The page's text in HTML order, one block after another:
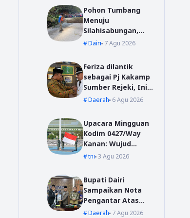
Pohon Tumbang
Menuju
Silahisabungan,
BPBD Dairi Lakukan
Dairi 7 Agu 2026
Feriza dilantik
sebagai Pj Kakamp
Sumber Rejeki, Ini
Pesan Sekda Way
Daerah 6 Agu 2026
Upacara Mingguan
Kodim 0427/Way
Kanan: Wujud
Komitmen Jaga
Prajurit
tni 3 Agu 2026
Bupati Dairi
Sampaikan Nota
Pengantar Atas
Rancangan KUA-
Daerah 7 Agu 2026